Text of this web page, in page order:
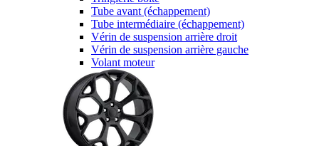
Tube avant (échappement)
Tube intermédiaire (échappement)
Vérin de suspension arrière droit
Vérin de suspension arrière gauche
Volant moteur